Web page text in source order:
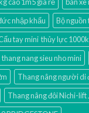
cao 1m5 gía rẻ
bán xe
nhập khẩu
Bộ nguồn
tay mini thủy lực
thang nang sieu nho mini
Thang nâng người di
Thang nâng đôi Nichi-lift